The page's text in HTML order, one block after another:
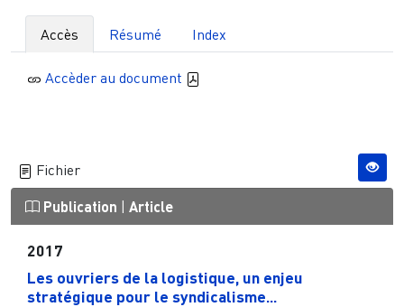
Accès Résumé Index
Accèder au document
Fichier
Publication Article
2017
Les ouvriers de la logistique, un enjeu
stratégique pour le syndicalisme...